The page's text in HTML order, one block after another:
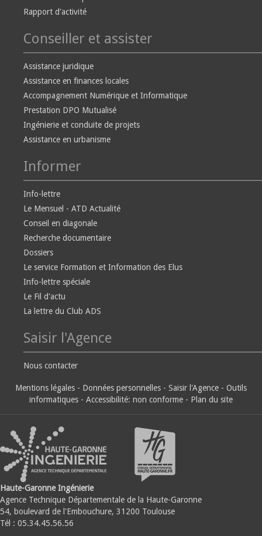
Rapport d'activité
Conseiller et assister
Assistance juridique
Assistance en finances locales
Accompagnement Numérique et Informatique
Prestation DPO Mutualisé
Ingénierie et conduite de projets
Assistance en urbanisme
Informer
Info-lettre
Le Mensuel - ATD Actualité
Conseil en diagonale
Recherche documentaire
Dossiers
Le service Formation et Information des Elus
Info-lettre spéciale
Le Fil d'actu
La lettre du Club ADS
Saisir l'Agence
Nous contacter
Mentions légales - Données personnelles - Saisir l'Agence - Outils
informatiques - Accessibilité: non conforme - Plan du site
Haute-Garonne Ingénierie
Agence Technique Départementale de la Haute-Garonne
54, boulevard de l'Embouchure, 31200 Toulouse
Tél : 05.34.45.56.56